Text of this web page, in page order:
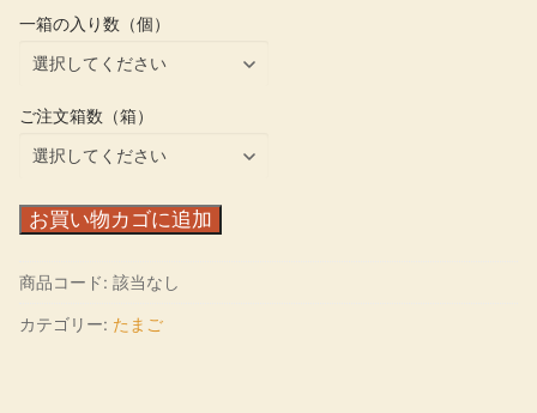
一箱の入り数（個）
ご注文箱数（箱）
放
飼
た
お買い物カゴに追加
商品コード: 該当なし
カテゴリー: たまご